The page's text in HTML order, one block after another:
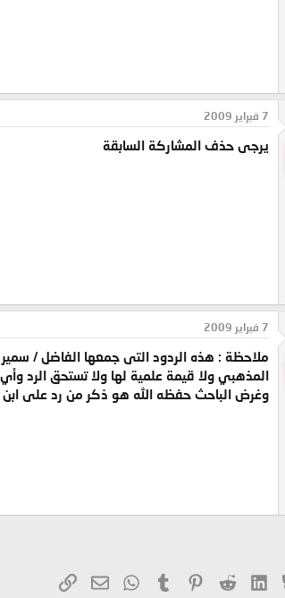
7 فبراير 2009
يرجى حذف المشاركة السابقة
7 فبراير 2009
ملاحظة : هذه الردود التى جمعها الفاضل /
المذهبي ولا قيمة علمية لها ولا تستحق الرد
وغرض الباحث حفظه الله هو ذكر من رد على ابن
Bluesky
LinkedIn
Reddit
Pinterest
Tumblr
WhatsAppالبريد الإلكتروني